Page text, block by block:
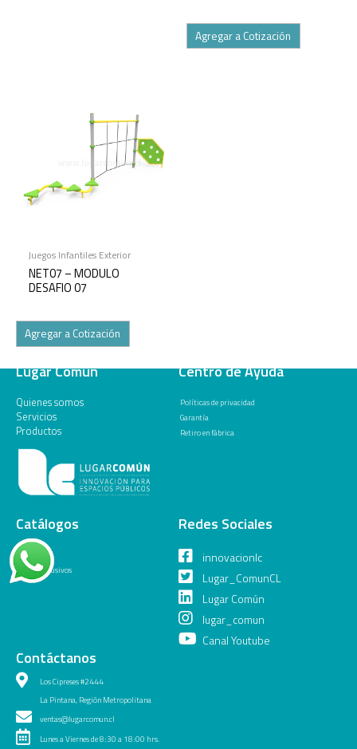
Agregar a Cotización
Juegos Infantiles Exterior
NET07 – MODULO
DESAFIO 07
Agregar a Cotización
Lugar Común
Quienes somos
Servicios
Productos
Centro de Ayuda
Políticas de privacidad
Garantía
Retiro en fábrica
Catálogos
General
Juegos Inclusivos
Redes Sociales
innovacionlc
Lugar_ComunCL
Lugar Común
lugar_comun
Canal Youtube
Contáctanos
Los Cipreses #2444
La Pintana, Región Metropolitana
ventas@lugarcomun.cl
Lunes a Viernes de 8:30 a 18:00 hrs.